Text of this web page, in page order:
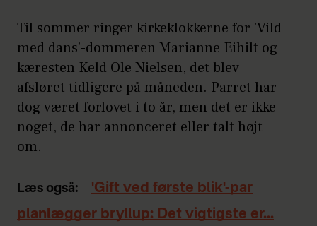
Til sommer ringer kirkeklokkerne for 'Vild
med dans'-dommeren Marianne Eihilt og
kæresten Keld Ole Nielsen, det blev
afsløret tidligere på måneden. Parret har
dog været forlovet i to år, men det er ikke
noget, de har annonceret eller talt højt
om.
Læs også:
'Gift ved første blik'-par
planlægger bryllup: Det vigtigste er...